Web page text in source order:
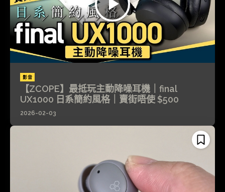
影音
【ZCOPE】最抵玩主動降噪耳機｜final
UX1000 日系簡約風格｜賣街唔使 $500
2026-02-03